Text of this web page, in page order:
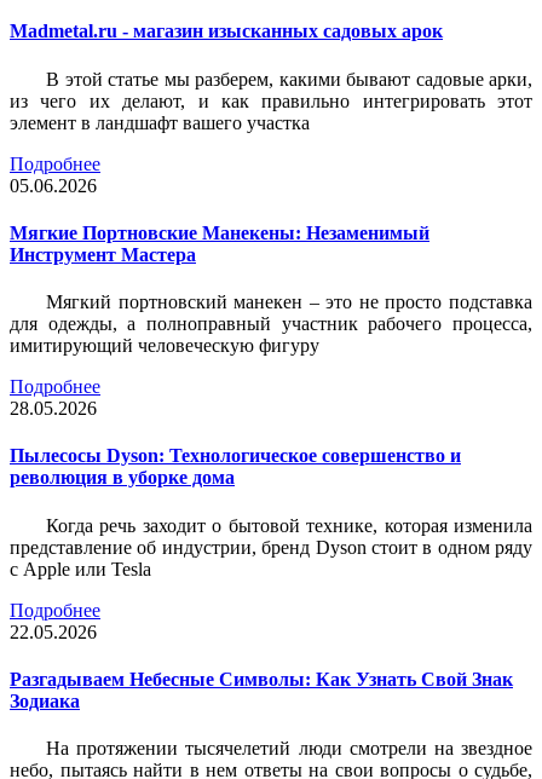
Madmetal.ru - магазин изысканных садовых арок
В этой статье мы разберем, какими бывают садовые арки,
из чего их делают, и как правильно интегрировать этот
элемент в ландшафт вашего участка
Подробнее
05.06.2026
Мягкие Портновские Манекены: Незаменимый
Инструмент Мастера
Мягкий портновский манекен – это не просто подставка
для одежды, а полноправный участник рабочего процесса,
имитирующий человеческую фигуру
Подробнее
28.05.2026
Пылесосы Dyson: Технологическое совершенство и
революция в уборке дома
Когда речь заходит о бытовой технике, которая изменила
представление об индустрии, бренд Dyson стоит в одном ряду
с Apple или Tesla
Подробнее
22.05.2026
Разгадываем Небесные Символы: Как Узнать Свой Знак
Зодиака
На протяжении тысячелетий люди смотрели на звездное
небо, пытаясь найти в нем ответы на свои вопросы о судьбе,